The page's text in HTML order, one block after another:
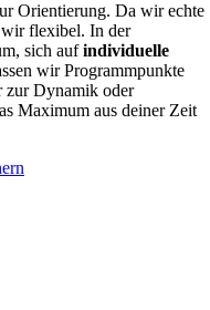
Orientierung. Da wir echte
wir flexibel. In der
sich aufindividuelle
wir Programmpunkte
zur Dynamik oder
Maximum aus deiner Zeit